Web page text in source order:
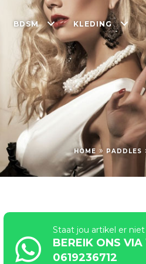
BDSM KLEDING
HOME » PADDLES
Staat jou artikel er
BEREIK ONS
0619236712